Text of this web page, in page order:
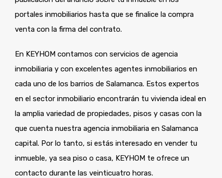
portales inmobiliarios hasta que se finalice la compra
venta con la firma del contrato.
En KEYHOM contamos con servicios de agencia
inmobiliaria y con excelentes agentes inmobiliarios en
cada uno de los barrios de Salamanca. Estos expertos
en el sector inmobiliario encontrarán tu vivienda ideal en
la amplia variedad de propiedades, pisos y casas con la
que cuenta nuestra agencia inmobiliaria en Salamanca
capital. Por lo tanto, si estás interesado en vender tu
inmueble, ya sea piso o casa, KEYHOM te ofrece un
contacto durante las veinticuatro horas.